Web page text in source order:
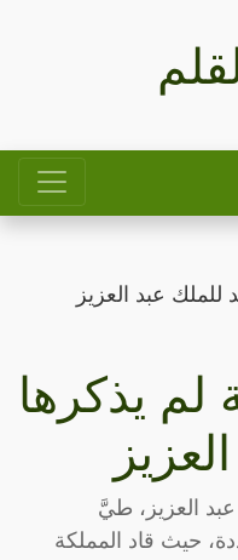
للملك عبد العزيز
لم يذكرها
عبد العزيز، طيَّ
حيث قاد المملكة